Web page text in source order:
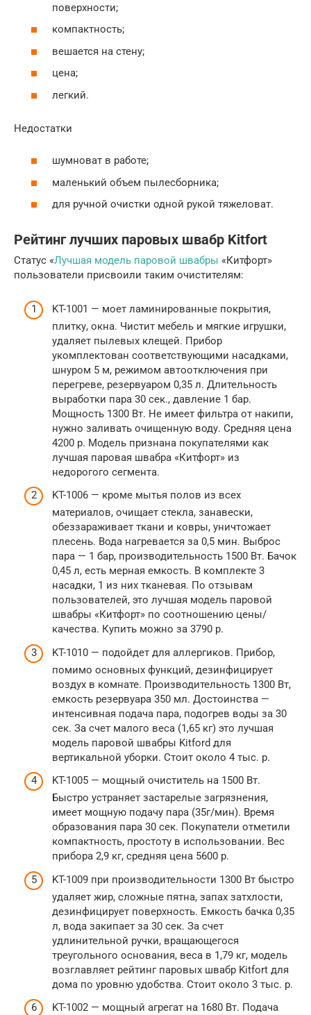
поверхности;
компактность;
вешается на стену;
цена;
легкий.
Недостатки
шумноват в работе;
маленький объем пылесборника;
для ручной очистки одной рукой тяжеловат.
Рейтинг лучших паровых швабр Kitfort
Статус «Лучшая модель паровой швабры «Китфорт»
пользователи присвоили таким очистителям:
KT-1001 — моет ламинированные покрытия,
плитку, окна. Чистит мебель и мягкие игрушки,
удаляет пылевых клещей. Прибор
укомплектован соответствующими насадками,
шнуром 5 м, режимом автоотключения при
перегреве, резервуаром 0,35 л. Длительность
выработки пара 30 сек., давление 1 бар.
Мощность 1300 Вт. Не имеет фильтра от накипи,
нужно заливать очищенную воду. Средняя цена
4200 р. Модель признана покупателями как
лучшая паровая швабра «Китфорт» из
недорогого сегмента.
KT-1006 — кроме мытья полов из всех
материалов, очищает стекла, занавески,
обеззараживает ткани и ковры, уничтожает
плесень. Вода нагревается за 0,5 мин. Выброс
пара — 1 бар, производительность 1500 Вт. Бачок
0,45 л, есть мерная емкость. В комплекте 3
насадки, 1 из них тканевая. По отзывам
пользователей, это лучшая модель паровой
швабры «Китфорт» по соотношению цены/
качества. Купить можно за 3790 р.
KT-1010 — подойдет для аллергиков. Прибор,
помимо основных функций, дезинфицирует
воздух в комнате. Производительность 1300 Вт,
емкость резервуара 350 мл. Достоинства —
интенсивная подача пара, подогрев воды за 30
сек. За счет малого веса (1,65 кг) это лучшая
модель паровой швабры Kitford для
вертикальной уборки. Стоит около 4 тыс. р.
KT-1005 — мощный очиститель на 1500 Вт.
Быстро устраняет застарелые загрязнения,
имеет мощную подачу пара (35г/мин). Время
образования пара 30 сек. Покупатели отметили
компактность, простоту в использовании. Вес
прибора 2,9 кг, средняя цена 5600 р.
KT-1009 при производительности 1300 Вт быстро
удаляет жир, сложные пятна, запах затхлости,
дезинфицирует поверхность. Емкость бачка 0,35
л, вода закипает за 30 сек. За счет
удлинительной ручки, вращающегося
треугольного основания, веса в 1,79 кг, модель
возглавляет рейтинг паровых швабр Kitfort для
дома по уровню удобства. Стоит около 3 тыс. р.
KT-1002 — мощный агрегат на 1680 Вт. Подача